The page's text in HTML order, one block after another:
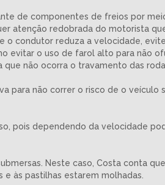
de componentes de freios por
atenção redobrada do motorista
o condutor reduza a velocidade,
evitar o uso de farol alto para não
não ocorra o travamento das
para não correr o risco de o veículo
pois dependendo da velocidade
Neste caso, Costa conta
às pastilhas estarem molhadas.